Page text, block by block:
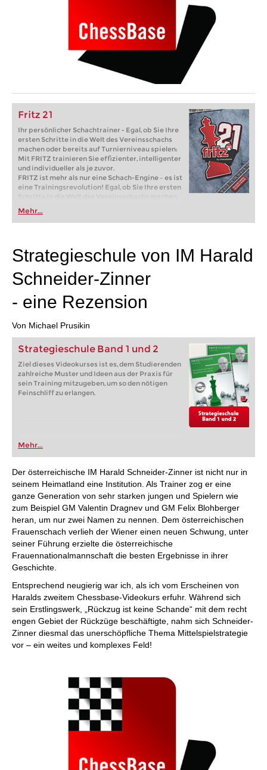
Fritz 21
Ihr persönlicher Schachtrainer - Egal, ob Sie Ihre
ersten Schritte in die Welt des Vereinsschachs
machen oder bereits auf Turnierniveau spielen:
Mit FRITZ trainieren Sie effizienter, intelligenter
und individueller als je zuvor.
FRITZ ist mehr als nur eine Schach-Engine – es ist
eine Trainingsrevolution! Egal, ob Sie Ihre ersten
Schritte in die Welt des Vereinsschachs machen
oder bereits auf Turnierniveau spielen: Mit
FRITZ trainieren Sie effizienter, intelligenter und
individueller als je zuvor.
Mehr...
Strategieschule von IM Harald
Schneider-Zinner
- eine Rezension
Von Michael Prusikin
Strategieschule Band 1 und 2
Ziel dieses Videokurses ist es, dem Studierenden
zahlreiche Muster und Ideen aus der Praxis für
sein Training mitzugeben, um so den nötigen
Feinschliff zu erlangen.
Mehr...
Der österreichische IM Harald Schneider-Zinner ist nicht nur in
seinem Heimatland eine Institution. Als Trainer zog er eine
ganze Generation von sehr starken jungen und Spielern wie
zum Beispiel GM Valentin Dragnev und GM Felix Blohberger
heran, um nur zwei Namen zu nennen. Dem österreichischen
Frauenschach verlieh der Wiener einen neuen Schwung, unter
seiner Führung erzielte die österreichische
Frauennationalmannschaft die besten Ergebnisse in ihrer
Geschichte.
Entsprechend neugierig war ich, als ich vom Erscheinen von
Haralds zweitem Chessbase-Videokurs erfuhr. Während sich
sein Erstlingswerk, „Rückzug ist keine Schande“ mit dem recht
engen Gebiet der Rückzüge beschäftigte, nahm sich Schneider-
Zinner diesmal das unerschöpfliche Thema Mittelspielstrategie
vor – ein weites und komplexes Feld!